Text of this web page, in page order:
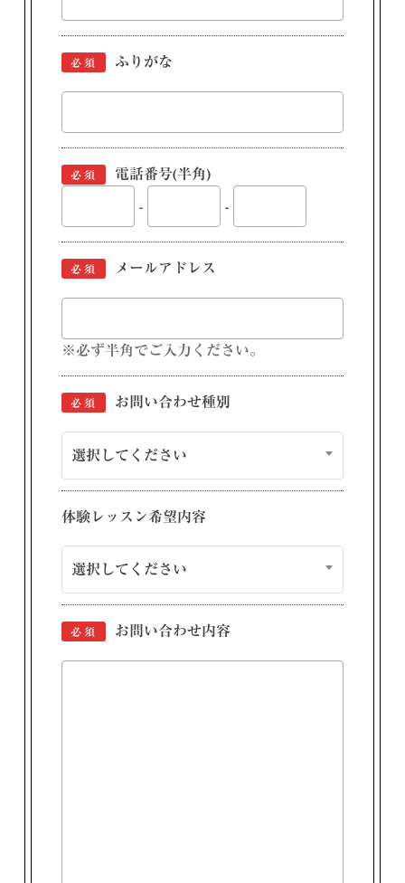
必須 ふりがな
必須 電話番号(半角)
- -
必須 メールアドレス
※必ず半角でご入力ください。
必須 お問い合わせ種別
選択してください
体験レッスン希望内容
選択してください
必須 お問い合わせ内容